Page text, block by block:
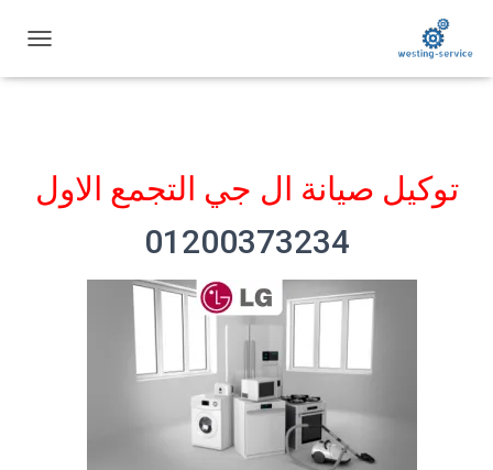
ب
تتوكيل صيانة ال جي التجمع الاول
01200373234